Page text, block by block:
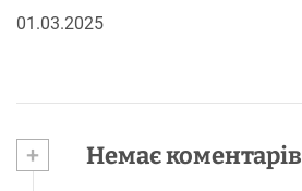
01.03.2025
+ Немає коментарів